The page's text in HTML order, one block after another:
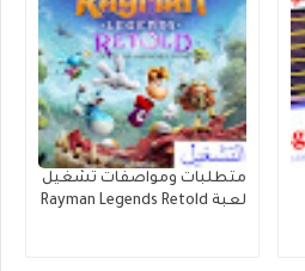
متطلبات ومواصفات تشغيل
لعبة Rayman Legends Retold